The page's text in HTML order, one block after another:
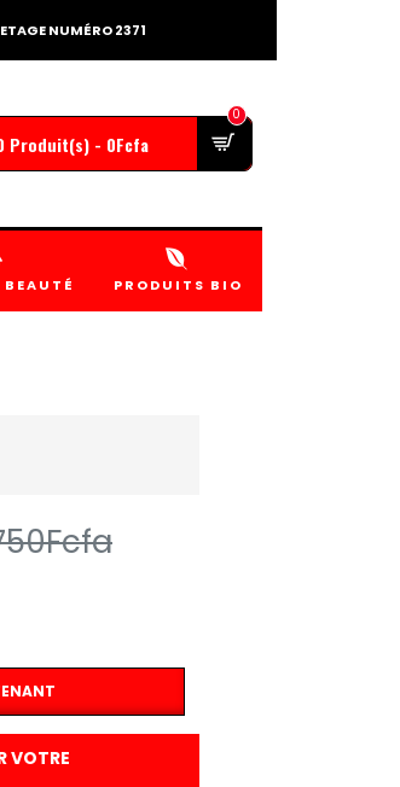
NUMÉRO 2371
Produit(s) - 0Fcfa
0
PRODUITS BIO
VOTRE